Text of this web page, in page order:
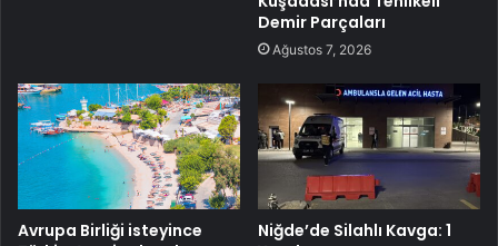
Demir Parçaları
Ağustos 7, 2026
Avrupa Birliği isteyince
Niğde’de Silahlı Kavga: 1